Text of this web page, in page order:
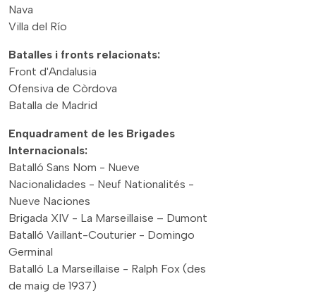
Nava
Villa del Río
Batalles i fronts relacionats:
Front d'Andalusia
Ofensiva de Còrdova
Batalla de Madrid
Enquadrament de les Brigades
Internacionals:
Batalló Sans Nom - Nueve
Nacionalidades - Neuf Nationalités -
Nueve Naciones
Brigada XIV - La Marseillaise – Dumont
Batalló Vaillant-Couturier - Domingo
Germinal
Batalló La Marseillaise - Ralph Fox (des
de maig de 1937)